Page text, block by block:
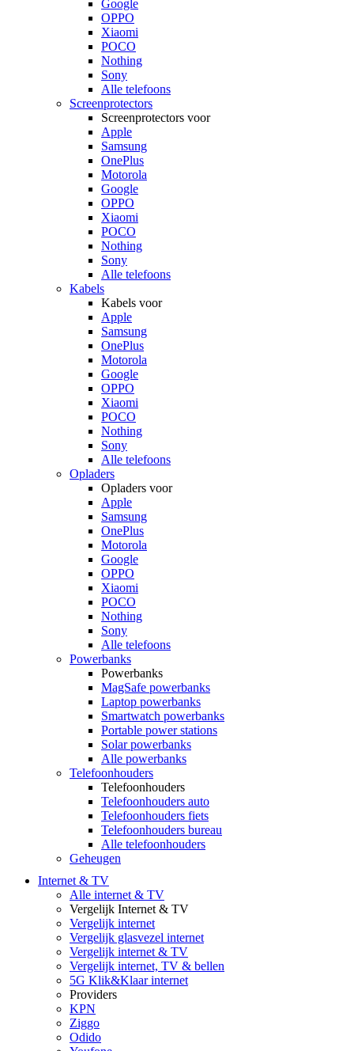
Google
OPPO
Xiaomi
POCO
Nothing
Sony
Alle telefoons
Screenprotectors
Screenprotectors voor
Apple
Samsung
OnePlus
Motorola
Google
OPPO
Xiaomi
POCO
Nothing
Sony
Alle telefoons
Kabels
Kabels voor
Apple
Samsung
OnePlus
Motorola
Google
OPPO
Xiaomi
POCO
Nothing
Sony
Alle telefoons
Opladers
Opladers voor
Apple
Samsung
OnePlus
Motorola
Google
OPPO
Xiaomi
POCO
Nothing
Sony
Alle telefoons
Powerbanks
Powerbanks
MagSafe powerbanks
Laptop powerbanks
Smartwatch powerbanks
Portable power stations
Solar powerbanks
Alle powerbanks
Telefoonhouders
Telefoonhouders
Telefoonhouders auto
Telefoonhouders fiets
Telefoonhouders bureau
Alle telefoonhouders
Geheugen
Internet & TV
Alle internet & TV
Vergelijk Internet & TV
Vergelijk internet
Vergelijk glasvezel internet
Vergelijk internet & TV
Vergelijk internet, TV & bellen
5G Klik&Klaar internet
Providers
KPN
Ziggo
Odido